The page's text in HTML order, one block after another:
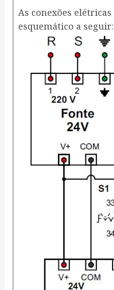
As conexões
esquemático a seguir: